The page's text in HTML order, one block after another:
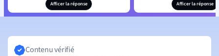
Afficer la réponse Afficer la réponse
Contenu vérifié